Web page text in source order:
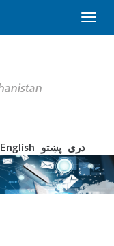
English دری پښتو